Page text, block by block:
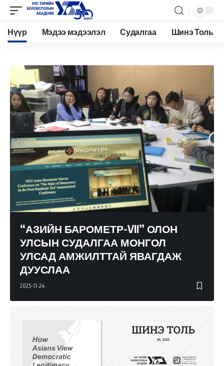
Нүүр Мэдээ мэдээлэл Судалгаа Шинэ Толь
“АЗИЙН БАРОМЕТР-VII” ОЛОН
УЛСЫН СУДАЛГАА МОНГОЛ
УЛСАД АМЖИЛТТАЙ ЯВАГДАЖ
ДУУСЛАА
2025-11-24